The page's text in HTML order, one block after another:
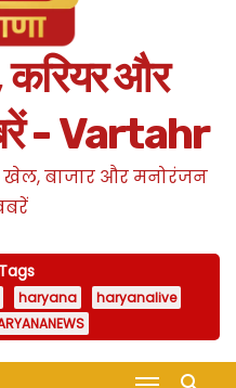
और
- Vartahr
खेल, बाजार और मनोरंजन
haryana
haryanalive